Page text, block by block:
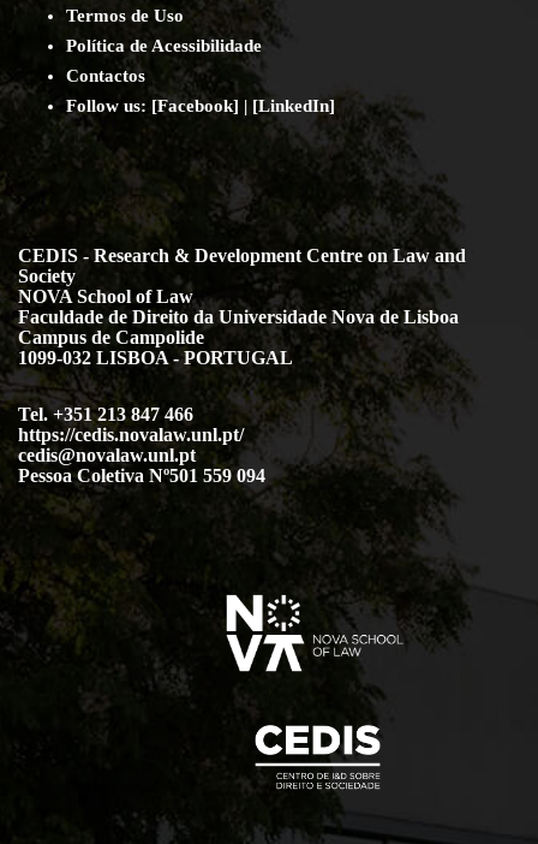
Termos de Uso
Política de Acessibilidade
Contactos
Follow us: [Facebook] | [LinkedIn]
CEDIS - Research & Development Centre on Law and
Society
NOVA School of Law
Faculdade de Direito da Universidade Nova de Lisboa
Campus de Campolide
1099-032 LISBOA - PORTUGAL
Tel. +351 213 847 466
https://cedis.novalaw.unl.pt/
cedis@novalaw.unl.pt
Pessoa Coletiva Nº501 559 094